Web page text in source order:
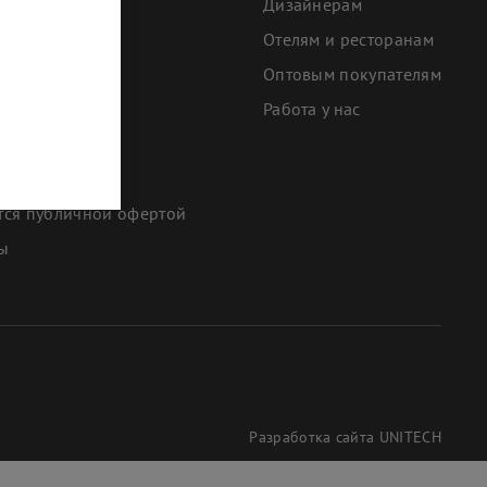
публичной офертой
Отелям и ресторанам
Оптовым покупателям
Работа у нас
Разработка сайта UNITECH